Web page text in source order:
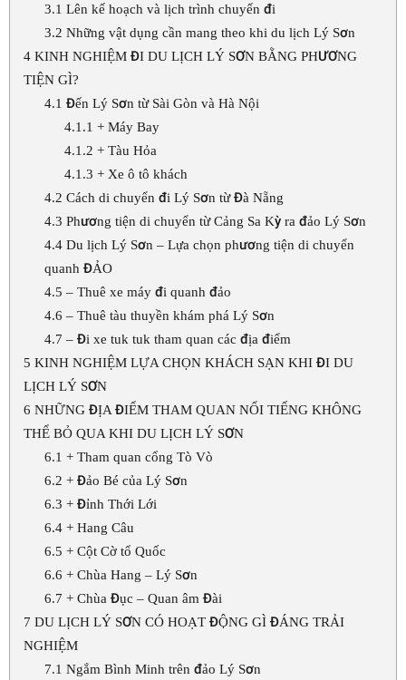
3.1 Lên kế hoạch và lịch trình chuyến đi
3.2 Những vật dụng cần mang theo khi du lịch Lý Sơn
4 KINH NGHIỆM ĐI DU LỊCH LÝ SƠN BẰNG PHƯƠNG
TIỆN GÌ?
4.1 Đến Lý Sơn từ Sài Gòn và Hà Nội
4.1.1 + Máy Bay
4.1.2 + Tàu Hỏa
4.1.3 + Xe ô tô khách
4.2 Cách di chuyển đi Lý Sơn từ Đà Nẵng
4.3 Phương tiện di chuyển từ Cảng Sa Kỳ ra đảo Lý Sơn
4.4Du lịch Lý Sơn – Lựa chọn phương tiện di chuyển
quanh ĐẢO
4.5 – Thuê xe máy đi quanh đảo
4.6 – Thuê tàu thuyền khám phá Lý Sơn
4.7 – Đi xe tuk tuk tham quan các địa điểm
5 KINH NGHIỆM LỰA CHỌN KHÁCH SẠN KHI ĐI DU
LỊCH LÝ SƠN
6 NHỮNG ĐỊA ĐIỂM THAM QUAN NỔI TIẾNG KHÔNG
THỂ BỎ QUA KHI DU LỊCH LÝ SƠN
6.1 + Tham quan cổng Tò Vò
6.2 + Đảo Bé của Lý Sơn
6.3 + Đỉnh Thới Lới
6.4+ Hang Câu
6.5 + Cột Cờ tổ Quốc
6.6 + Chùa Hang – Lý Sơn
6.7 + Chùa Đục – Quan âm Đài
7 DU LỊCH LÝ SƠN CÓ HOẠT ĐỘNG GÌ ĐÁNG TRẢI
NGHIỆM
7.1 Ngắm Bình Minh trên đảo Lý Sơn